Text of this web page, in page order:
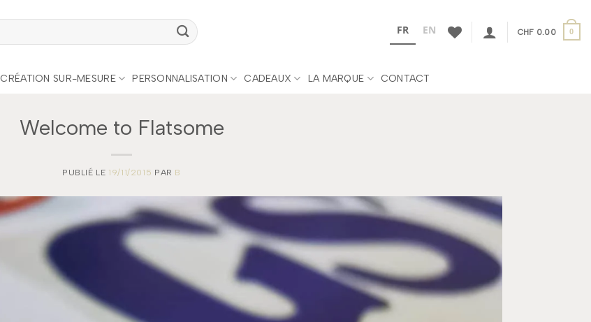
FR EN CHF 0.00 0
CRÉATION SUR-MESURE PERSONNALISATION CADEAUX LA MARQUE CONTACT
Welcome to Flatsome
PUBLIÉ LE 19/11/2015 PAR B